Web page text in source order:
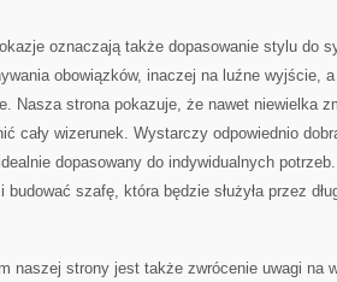
oznaczają także dopasowanie stylu do
obowiązków, inaczej na luźne wyjście,
Nasza strona pokazuje, że nawet niewielka
cały wizerunek. Wystarczy odpowiednio
dopasowany do indywidualnych
budować szafę, która będzie służyła przez
naszej strony jest także zwrócenie uwagi na